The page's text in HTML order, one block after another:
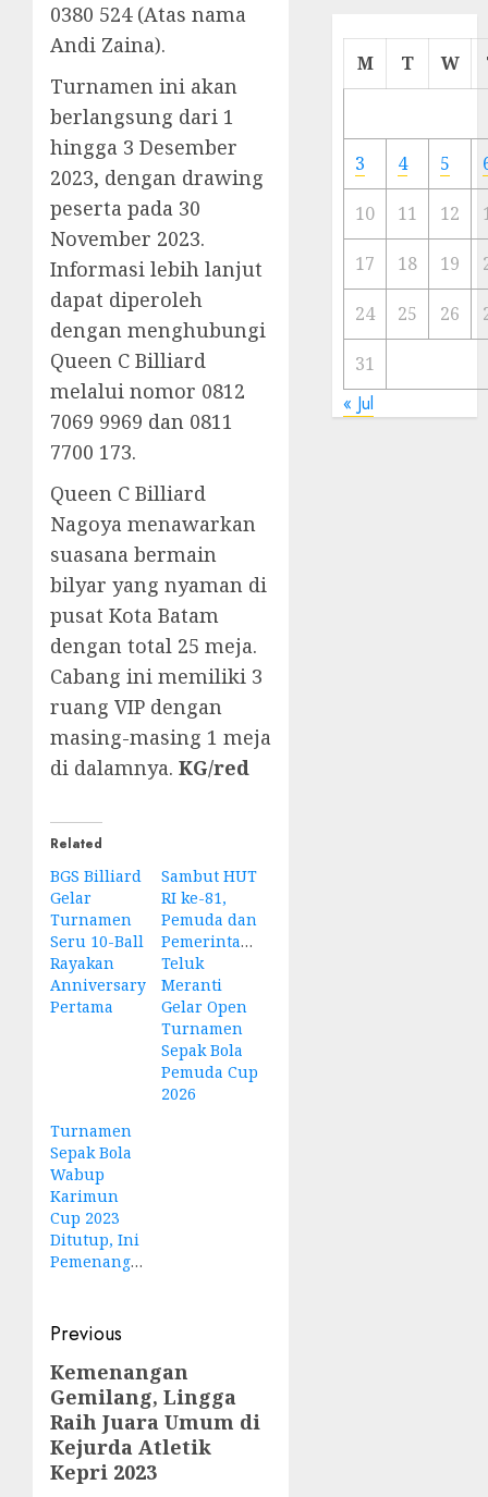
0380 524 (Atas nama
Andi Zaina).
Turnamen ini akan
berlangsung dari 1
hingga 3 Desember
2023, dengan drawing
peserta pada 30
November 2023.
Informasi lebih lanjut
dapat diperoleh
dengan menghubungi
Queen C Billiard
melalui nomor 0812
7069 9969 dan 0811
7700 173.
Queen C Billiard
Nagoya menawarkan
suasana bermain
bilyar yang nyaman di
pusat Kota Batam
dengan total 25 meja.
Cabang ini memiliki 3
ruang VIP dengan
masing-masing 1 meja
di dalamnya. KG/red
Related
BGS Billiard
Gelar
Turnamen
Seru 10-Ball
Rayakan
Anniversary
Pertama
Sambut HUT
RI ke-81,
Pemuda dan
Pemerintahan
Teluk
Meranti
Gelar Open
Turnamen
Sepak Bola
Pemuda Cup
2026
Turnamen
Sepak Bola
Wabup
Karimun
Cup 2023
Ditutup, Ini
Pemenangnya
Post
navigation
Previous
Previous
post:
Kemenangan
Gemilang, Lingga
Raih Juara Umum di
Kejurda Atletik
Kepri 2023
Cermin
Ibu
Kota
23/11/
M T W
3 4 5
10 11 12
17 18 19
24 25 26
31
« Jul